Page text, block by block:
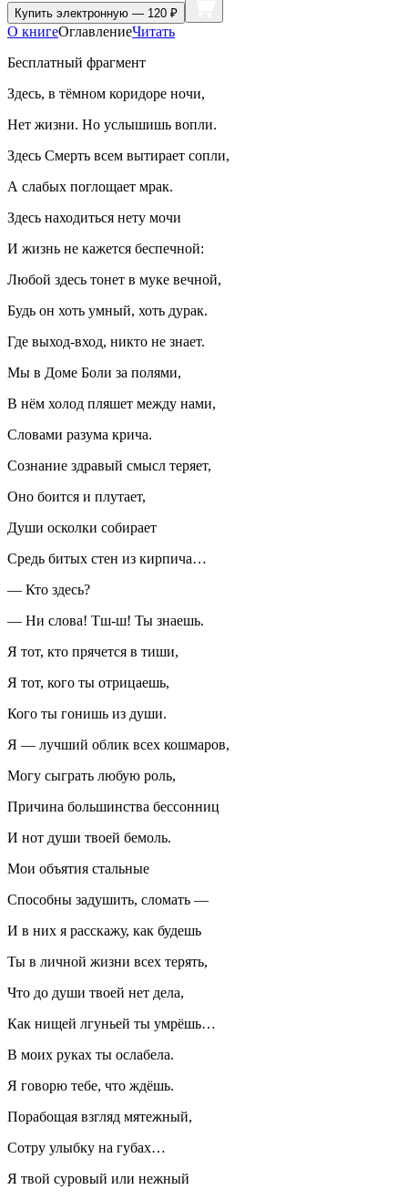
Купить электронную — 120 ₽
О книгеОглавлениеЧитать
Бесплатный фрагмент
Здесь, в тёмном коридоре ночи,
Нет жизни. Но услышишь вопли.
Здесь Смерть всем вытирает сопли,
А слабых поглощает мрак.
Здесь находиться нету мочи
И жизнь не кажется беспечной:
Любой здесь тонет в муке вечной,
Будь он хоть умный, хоть дурак.
Где выход-вход, никто не знает.
Мы в Доме Боли за полями,
В нём холод пляшет между нами,
Словами разума крича.
Сознание здравый смысл теряет,
Оно боится и плутает,
Души осколки собирает
Средь битых стен из кирпича…
— Кто здесь?
— Ни слова! Тш-ш! Ты знаешь.
Я тот, кто прячется в тиши,
Я тот, кого ты отрицаешь,
Кого ты гонишь из души.
Я — лучший облик всех кошмаров,
Могу сыграть любую роль,
Причина большинства бессонниц
И нот души твоей бемоль.
Мои объятия стальные
Способны задушить, сломать —
И в них я расскажу, как будешь
Ты в личной жизни всех терять,
Что до души твоей нет дела,
Как нищей лгуньей ты умрёшь…
В моих руках ты ослабела.
Я говорю тебе, что ждёшь.
Порабощая взгляд мятежный,
Сотру улыбку на губах…
Я твой суровый или нежный